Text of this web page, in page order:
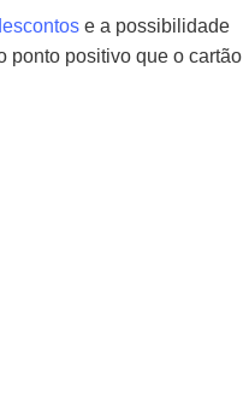
e a possibilidade
ponto positivo que o cartão